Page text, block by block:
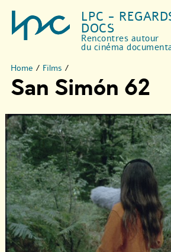
LPC -
DOCS
Rencontres autour
du cinéma
Home / Films /
San Simón 62